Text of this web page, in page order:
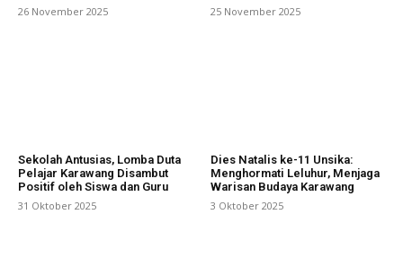
26 November 2025
25 November 2025
Sekolah Antusias, Lomba Duta
Pelajar Karawang Disambut
Positif oleh Siswa dan Guru
31 Oktober 2025
Dies Natalis ke-11 Unsika:
Menghormati Leluhur, Menjaga
Warisan Budaya Karawang
3 Oktober 2025